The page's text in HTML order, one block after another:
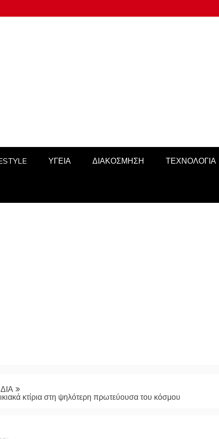
ΥΓΕΙΑ ΔΙΑΚΟΣΜΗΣΗ ΤΕΧΝΟΛΟΓΙΑ
κτίρια στη ψηλότερη πρωτεύουσα του κόσμου